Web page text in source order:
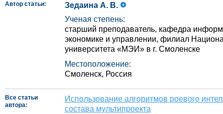
Автор статьи:
Зедаина А. В.
Ученая степень:
старший преподаватель, кафедра
экономике и управлении, филиал
университета «МЭИ» в г. Смоленске
Местоположение:
Смоленск, Россия
Все статьи
автора:
Использование алгоритмов роевого
состава мультипроекта